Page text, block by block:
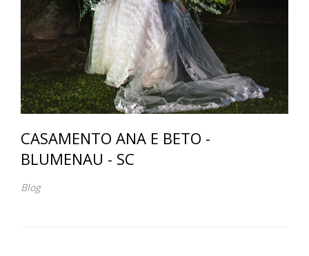
CASAMENTO ANA E BETO -
BLUMENAU - SC
Blog